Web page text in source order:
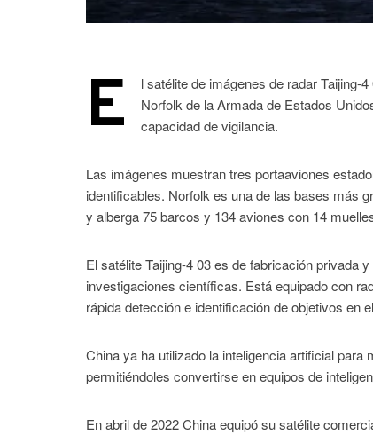
E
l satélite de imágenes de radar Taijing-
Norfolk de la Armada de Estados
capacidad de vigilancia.
Las imágenes muestran tres portaaviones
identificables. Norfolk es una de las bases más
y alberga 75 barcos y 134 aviones con 14
El satélite Taijing-4 03 es de fabricación privada
investigaciones científicas. Está equipado con
rápida detección e identificación de objetivos en
China ya ha utilizado la inteligencia artificial
permitiéndoles convertirse en equipos de
En abril de 2022 China equipó su satélite